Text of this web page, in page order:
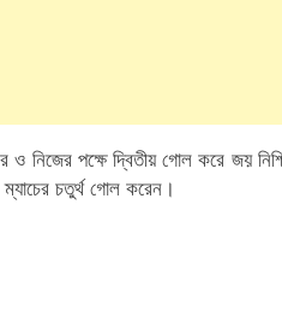
ও নিজের পক্ষে দ্বিতীয় গোল করে জয়
চতুর্থ গোল করেন।